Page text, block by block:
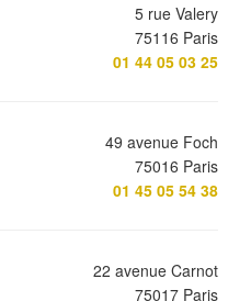
5 rue Valery
75116 Paris
01 44 05 03 25
49 avenue Foch
75016 Paris
01 45 05 54 38
22 avenue Carnot
75017 Paris